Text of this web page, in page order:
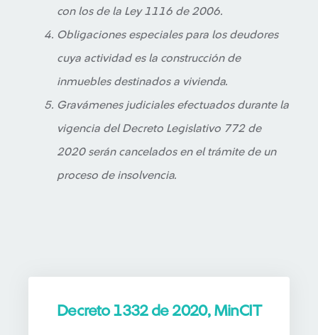
con los de la Ley 1116 de 2006.
Obligaciones especiales para los deudores
cuya actividad es la construcción de
inmuebles destinados a vivienda.
Gravámenes judiciales efectuados durante la
vigencia del Decreto Legislativo 772 de
2020 serán cancelados en el trámite de un
proceso de insolvencia.
Decreto 1332 de 2020, MinCIT